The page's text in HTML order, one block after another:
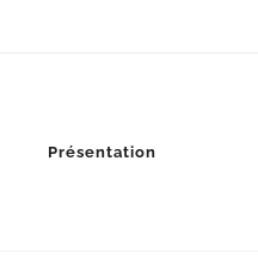
Présentation